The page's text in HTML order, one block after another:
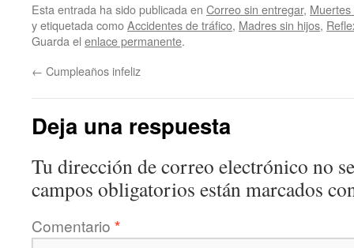
Esta entrada ha sido publicada en Correo sin entregar,
y etiquetada comoAccidentes de tráfico, Madres sin hijos,
Guarda el enlace permanente.
← Cumpleaños infeliz
Deja una respuesta
Tu dirección de correo electrónico no
campos obligatorios están marcados
Comentario *